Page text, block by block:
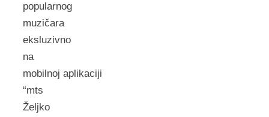
popularnog
muzičara
eksluzivno
na
mobilnoj aplikaciji
“mts
Željko